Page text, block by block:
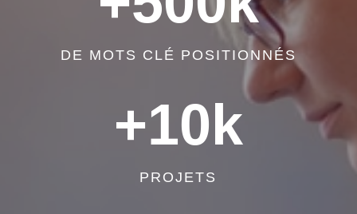
DE MOTS CLÉ POSITIONNÉS
+10k
PROJETS